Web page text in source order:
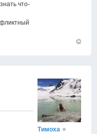
что-
Тимоха